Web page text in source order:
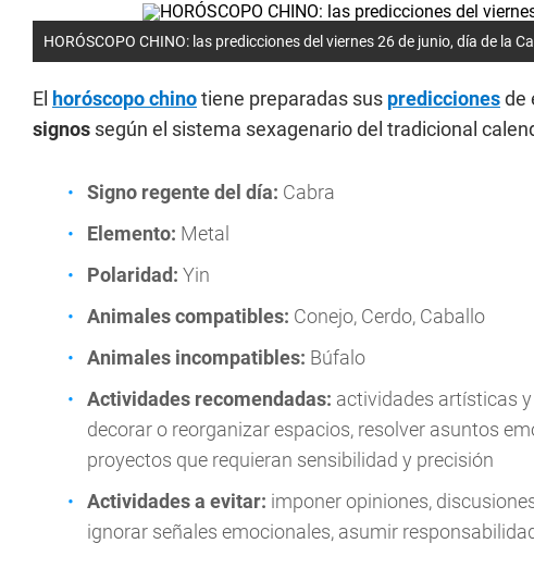
HORÓSCOPO CHINO: las predicciones del viernes 26 de junio, día de la
El horóscopo chinotiene preparadas sus prediccionesde
signos según el sistema sexagenario del tradicional
Signo regente del día: Cabra
Elemento: Metal
Polaridad: Yin
Animales compatibles: Conejo, Cerdo, Caballo
Animales incompatibles: Búfalo
Actividades recomendadas: actividades artísticas
decorar o reorganizar espacios, resolver asuntos
proyectos que requieran sensibilidad y precisión
Actividades a evitar: imponer opiniones,
ignorar señales emocionales, asumir